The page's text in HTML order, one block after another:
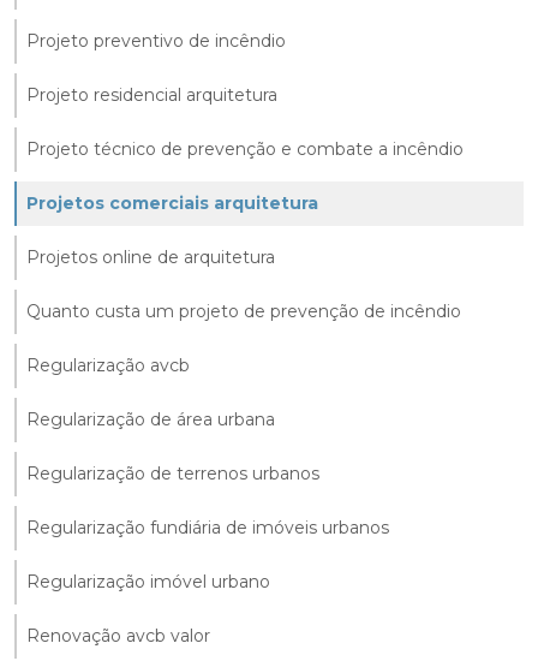
Projeto preventivo de incêndio
Projeto residencial arquitetura
Projeto técnico de prevenção e combate a incêndio
Projetos comerciais arquitetura
Projetos online de arquitetura
Quanto custa um projeto de prevenção de incêndio
Regularização avcb
Regularização de área urbana
Regularização de terrenos urbanos
Regularização fundiária de imóveis urbanos
Regularização imóvel urbano
Renovação avcb valor